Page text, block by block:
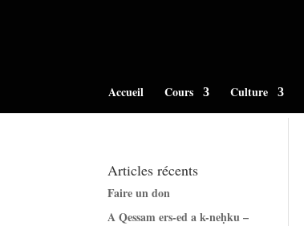
Accueil Cours Culture
Articles récents
Faire un don
A Qessam ers-ed a k-neḥku –